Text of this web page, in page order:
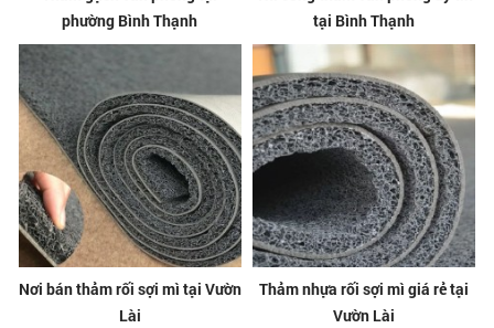
phường Bình Thạnh
tại Bình Thạnh
Nơi bán thảm rối sợi mì tại Vườn
Lài
Thảm nhựa rối sợi mì giá rẻ tại
Vườn Lài